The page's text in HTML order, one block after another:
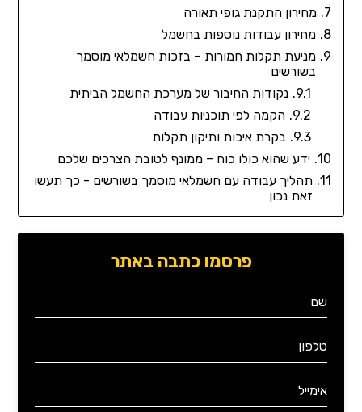
מחירון התקנת גופי תאורה
מחירון עבודות נוספות בחשמל
מניעת תקלות חמורות – בזכות חשמלאי מוסמך
בשורשים
נקודות החיבור של מערכת החשמל הביתית
הקמה לפי תוכניות עבודה
בקרת איכות ותיקון תקלות
ידע שהוא כולו כוח – ממונף לטובת הצרכים שלכם
תהליך עבודה עם חשמלאי מוסמך בשורשים - כך תעשו
זאת נכון
פרסמו כתבה באתר